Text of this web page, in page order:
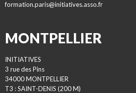
formation.paris@initiatives.asso.fr
MONTPELLIER
INITIATIVES
3 rue des Pins
34000 MONTPELLIER
T3 : SAINT-DENIS (200 M)